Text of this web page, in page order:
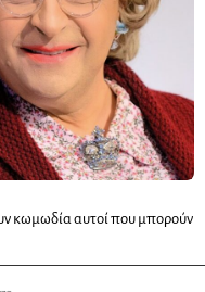
κωμωδία αυτοί που μπορούν